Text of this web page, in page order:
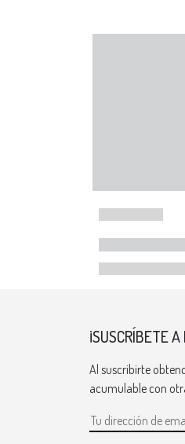
¡SUSCRÍBETE
Al suscribirte
acumulable con